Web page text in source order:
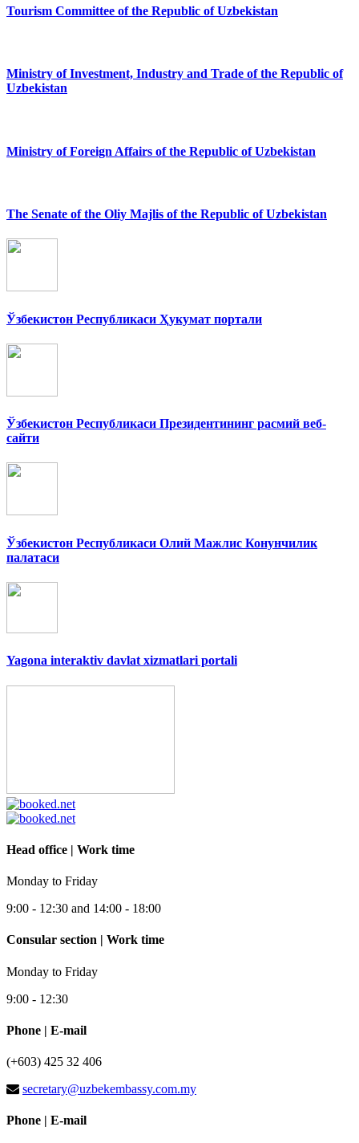
Tourism Committee of the Republic of Uzbekistan
Ministry of Investment, Industry and Trade of the Republic of
Uzbekistan
Ministry of Foreign Affairs of the Republic of Uzbekistan
The Senate of the Oliy Majlis of the Republic of Uzbekistan
Ўзбекистон Республикаси Ҳукумат портали
Ўзбекистон Республикаси Президентининг расмий веб-
сайти
Ўзбекистон Республикаси Олий Мажлис Конунчилик
палатаси
Yagona interaktiv davlat xizmatlari portali
Head office | Work time
Monday to Friday
9:00 - 12:30 and 14:00 - 18:00
Consular section | Work time
Monday to Friday
9:00 - 12:30
Phone | E-mail
(+603) 425 32 406
secretary@uzbekembassy.com.my
Phone | E-mail